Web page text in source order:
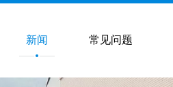
新闻 常见问题